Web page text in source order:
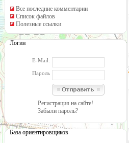
Все последние комментарии
Список файлов
Полезные ссылки
Логин
E-Mail:
Пароль
Регистрация на сайте!
Забыли пароль?
База ориентировщиков